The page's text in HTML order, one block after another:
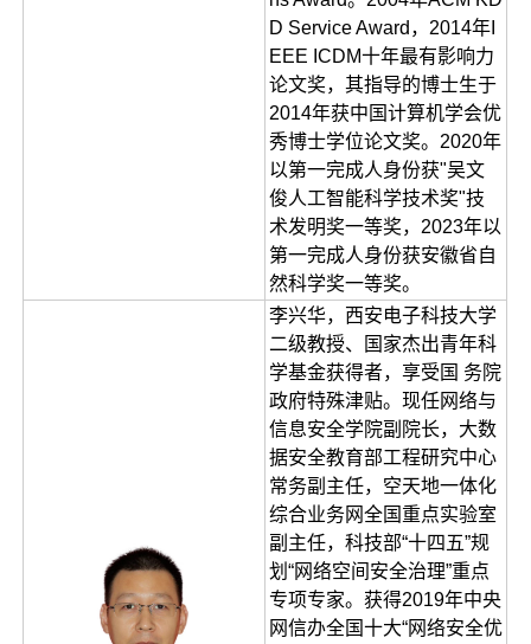
D Service Award，2014年I
EEE ICDM十年最有影响力
论文奖，其指导的博士生于
2014年获中国计算机学会优
秀博士学位论文奖。2020年
以第一完成人身份获"吴文
俊人工智能科学技术奖"技
术发明奖一等奖，2023年以
第一完成人身份获安徽省自
然科学奖一等奖。
李兴华，西安电子科技大学
二级教授、国家杰出青年科
学基金获得者，享受国 务院
政府特殊津贴。现任网络与
信息安全学院副院长，大数
据安全教育部工程研究中心
常务副主任，空天地一体化
综合业务网全国重点实验室
副主任，科技部“十四五”规
划“网络空间安全治理”重点
专项专家。获得2019年中央
网信办全国十大“网络安全优